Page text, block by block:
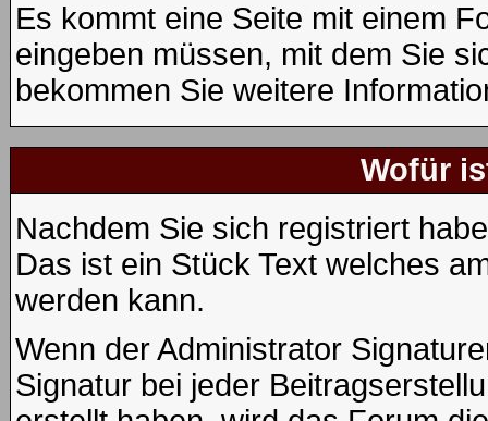
Es kommt eine Seite mit einem
eingeben müssen, mit dem Sie
bekommen Sie weitere
Wofür
Nachdem Sie sich registriert
Das ist ein Stück Text welches
werden kann.
Wenn der Administrator
Signatur bei jeder